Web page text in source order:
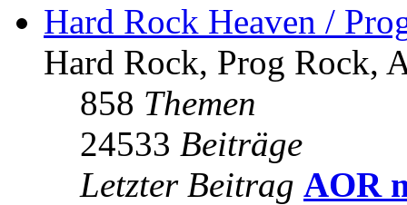
Hard Rock Heaven /
Hard Rock, Prog Rock,
858 Themen
24533 Beiträge
Letzter Beitrag AOR